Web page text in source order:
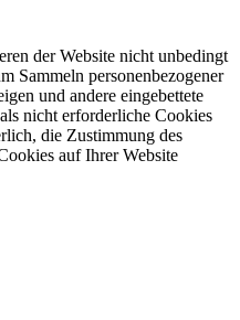
der Website nicht unbedingt
Sammeln personenbezogener
und andere eingebettete
nicht erforderliche Cookies
die Zustimmung des
auf Ihrer Website